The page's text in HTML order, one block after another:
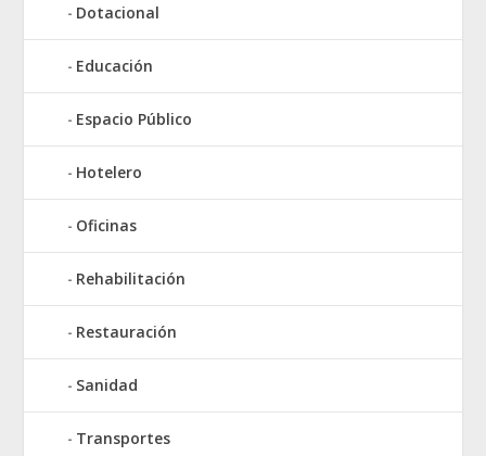
Dotacional
Educación
Espacio Público
Hotelero
Oficinas
Rehabilitación
Restauración
Sanidad
Transportes